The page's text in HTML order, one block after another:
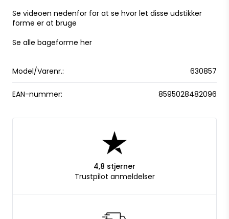
Se videoen nedenfor for at se hvor let disse udstikker
forme er at bruge
Se alle bageforme her
Model/Varenr.: 630857
EAN-nummer: 8595028482096
4,8 stjerner
Trustpilot anmeldelser